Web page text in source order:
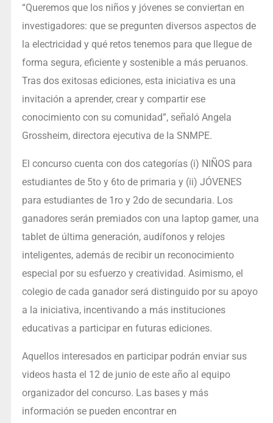
“Queremos que los niños y jóvenes se conviertan en
investigadores: que se pregunten diversos aspectos de
la electricidad y qué retos tenemos para que llegue de
forma segura, eficiente y sostenible a más peruanos.
Tras dos exitosas ediciones, esta iniciativa es una
invitación a aprender, crear y compartir ese
conocimiento con su comunidad”, señaló Angela
Grossheim, directora ejecutiva de la SNMPE.
El concurso cuenta con dos categorías (i) NIÑOS para
estudiantes de 5to y 6to de primaria y (ii) JÓVENES
para estudiantes de 1ro y 2do de secundaria. Los
ganadores serán premiados con una laptop gamer, una
tablet de última generación, audífonos y relojes
inteligentes, además de recibir un reconocimiento
especial por su esfuerzo y creatividad. Asimismo, el
colegio de cada ganador será distinguido por su apoyo
a la iniciativa, incentivando a más instituciones
educativas a participar en futuras ediciones.
Aquellos interesados en participar podrán enviar sus
videos hasta el 12 de junio de este año al equipo
organizador del concurso. Las bases y más
información se pueden encontrar en